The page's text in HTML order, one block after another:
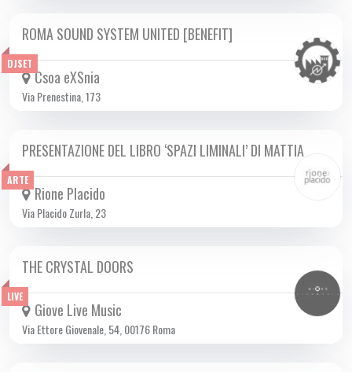
DJSET
SAB 09/11 2024
ROMA SOUND SYSTEM UNITED [BENEFIT]
Csoa eXSnia
Via Prenestina, 173
ARTE
SAB 09/11 2024
PRESENTAZIONE DEL LIBRO ‘SPAZI LIMINALI’ DI MATTIA
Rione Placido
Via Placido Zurla, 23
LIVE
SAB 09/11 2024
THE CRYSTAL DOORS
Giove Live Music
Via Ettore Giovenale, 54, 00176 Roma